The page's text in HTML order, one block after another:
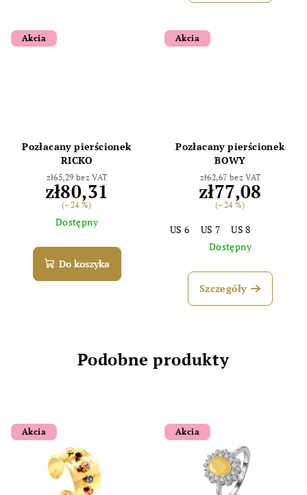
Akcia
Pozłacany pierścionek
RICKO
zł65,29 bez VAT
zł80,31
(–24 %)
Dostępny
Do koszyka
Akcia
Pozłacany pierścionek
BOWY
zł62,67 bez VAT
zł77,08
(–24 %)
US 6 US 7
US 8
Dostępny
Szczegóły
Podobne produkty
Akcia Akcia